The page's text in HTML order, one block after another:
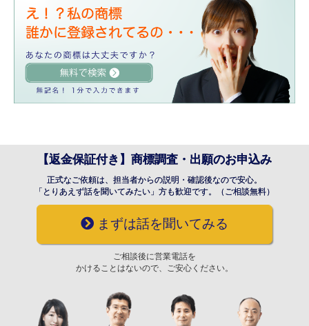
【返金保証付き】商標調査・出願のお申込み
正式なご依頼は、担当者からの説明・確認後なので安心。
「とりあえず話を聞いてみたい」方も歓迎です。（ご相談無料）
まずは話を聞いてみる
ご相談後に営業電話を
かけることはないので、ご安心ください。